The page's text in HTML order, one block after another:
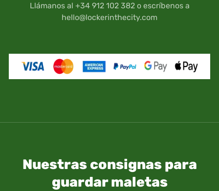
Llámanos al +34 912 102 382 o escríbenos a
hello@lockerinthecity.com
Nuestras consignas para
guardar maletas